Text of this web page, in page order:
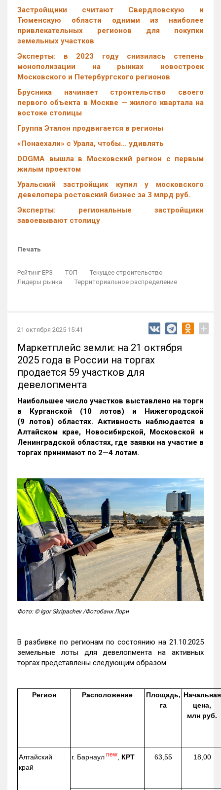
Застройщики считают Свердловскую и
Тюменскую области одними из наиболее
привлекательных регионов для покупки
земельных участков
Эксперты: в 2023 году снизилась степень
монополизации на рынках новостроек
Московского и Петербургского регионов
Брусника начинает строительство своего
первого объекта в Москве — жилого квартала на
востоке столицы
Группа Эталон продвигается в регионы
«Понаехали» с Урала, чтобы… удивлять
DOGMA вышла в Московский регион с первым
жилым проектом
Уральский застройщик купил у московского
девелопера ростовский бизнес за 3 млрд руб.
Эксперты: региональные застройщики
завоевывают столицу
Печать
Рейтинг ЕРЗ ТОП
Текущее строительство
Лидеры рынка
Территориальное распределение
21 октября 2025 15:41 +
Маркетплейс земли: на 21 октября
2025 года в России на торгах
продается 59 участков для
девелопмента
Наибольшее число участков выставлено на торги
в Курганской (10 лотов) и Нижегородской
(9 лотов) областях. Активность наблюдается в
Алтайском крае, Новосибирской, Московской и
Ленинградской областях, где заявки на участие в
торгах принимают по 2—4 лотам.
Фото: © Igor Skripachev /Фотобанк Лори
В разбивке по регионам по состоянию на 21.10.2025
земельные лоты для девелопмента на активных
торгах представлены следующим образом.
Регион Расположение
Площадь,
га
Начальная
цена,
млн руб.
Алтайский
край
г. Барнаул new КРТ 63,55 18,00